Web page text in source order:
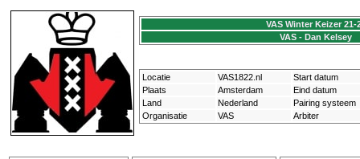
VAS Winter Keizer 21-
VAS - Dan Kelsey
Locatie VAS1822.nl
Start datum
Plaats
Amsterdam
Eind datum
Land
Nederland
Pairing systeem
Organisatie
VAS Arbiter